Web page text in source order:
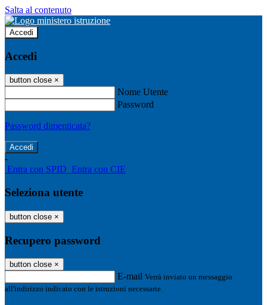
Salta al contenuto
Accedi
Accedi
button close ×
Nome Utente
Password
Password dimenticata?
-
Entra con SPID Entra con CIE
Seleziona utente
button close ×
Recupero password
button close ×
E-mail Verrà inviato un messaggio
all'indirizzo indicato con le istruzioni necessarie.